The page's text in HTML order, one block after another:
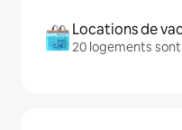
Locations de
20 logements